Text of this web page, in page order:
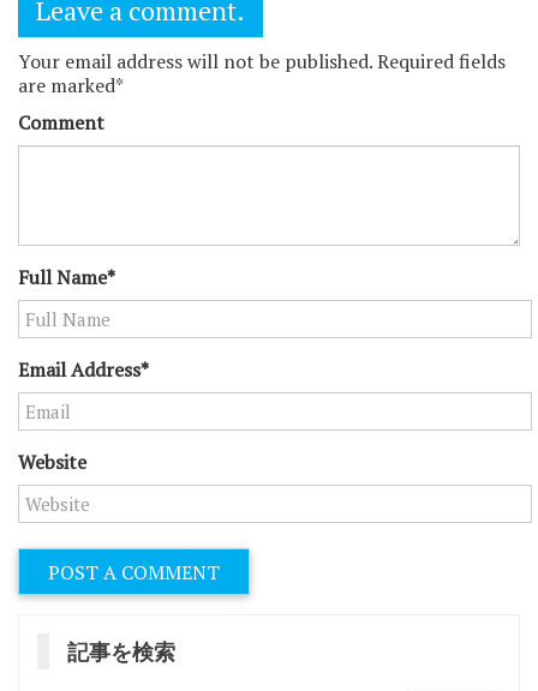
Leave a comment.
Your email address will not be published. Required fields
are marked*
Comment
Full Name*
Email Address*
Website
記事を検索